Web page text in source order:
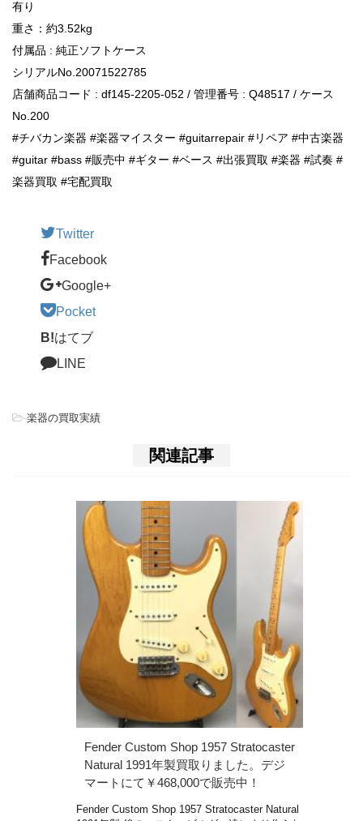
有り
重さ：約3.52kg
付属品 : 純正ソフトケース
シリアルNo.20071522785
店舗商品コード : df145-2205-052 / 管理番号 : Q48517 / ケース
No.200
#チバカン楽器 #楽器マイスター #guitarrepair #リペア #中古楽器
#guitar #bass #販売中 #ギター #ベース #出張買取 #楽器 #試奏 #
楽器買取 #宅配買取
Twitter
Facebook
Google+
Pocket
B!はてブ
LINE
-楽器の買取実績
関連記事
Fender Custom Shop 1957 Stratocaster
Natural 1991年製買取りました。デジ
マートにて￥468,000で販売中！
Fender Custom Shop 1957 Stratocaster Natural